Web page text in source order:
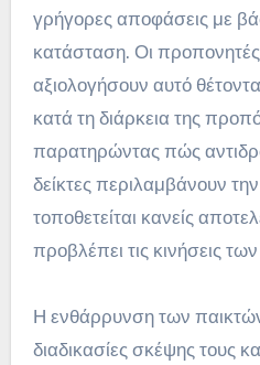
γρήγορες αποφάσεις με
κατάσταση. Οι
αξιολογήσουν αυτό
κατά τη διάρκεια της
παρατηρώντας πώς
δείκτες περιλαμβάνουν
τοποθετείται κανείς
προβλέπει τις κινήσεις
Η ενθάρρυνση των
διαδικασίες σκέψης τους